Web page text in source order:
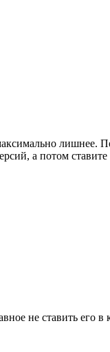
лишнее.
а потом ставите
не ставить его